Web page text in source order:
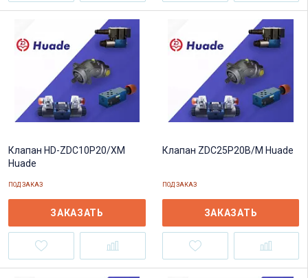
Клапан HD-ZDC10P20/XM
Huade
ПОД ЗАКАЗ
ЗАКАЗАТЬ
Клапан ZDC25P20B/M Huade
ПОД ЗАКАЗ
ЗАКАЗАТЬ